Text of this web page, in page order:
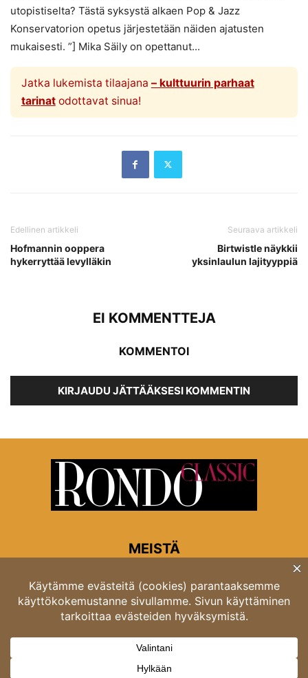
utopistiselta? Tästä syksystä alkaen Pop & Jazz
Konservatorion opetus järjestetään näiden ajatusten
mukaisesti. ”] Mika Säily on opettanut...
Jatka lukemista tilaajana – kulttuurin parhaat
tarinatodottavat sinua!
Edellinen artikkeli
Hofmannin ooppera
hykerryttää levylläkin
Seuraava artikkeli
Birtwistle näykkii
yksinlaulun lajityyppiä
EI KOMMENTTEJA
KOMMENTOI
KIRJAUDU JÄTTÄÄKSESI KOMMENTIN
MEISTÄ
Rondon toimitus
Opastinsilta 6A 00520 Helsinki
Asiakaspalvelu: puh. 03 4246 5318
asiakaspalvelu@rondo.fi
Ota meihin yhteyttä:toimitus@rondo.fi